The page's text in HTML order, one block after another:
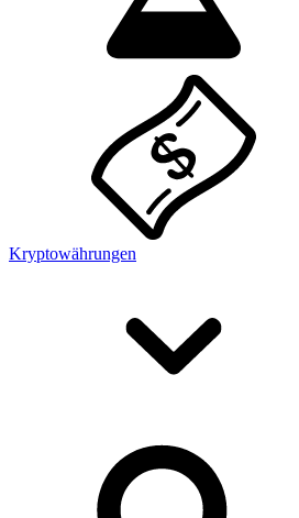
Kryptowährungen